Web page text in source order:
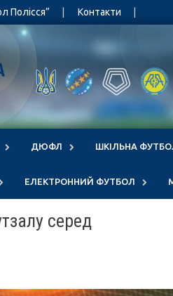
Полісся” Контакти
ДЮФЛ ШКІЛЬНА
ЕЛЕКТРОННИЙ ФУТБОЛ
серед